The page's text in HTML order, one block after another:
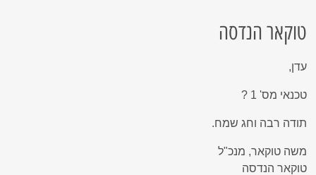
טוקאר הנדסה
עדן,
טכנאי מס' 1 ?
תודה רבה וחג שמח.
משה טוקאר, מנכ"ל
טוקאר הנדסה